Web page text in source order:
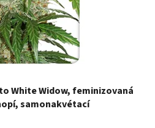
White Widow, feminizovaná
samonakvétací